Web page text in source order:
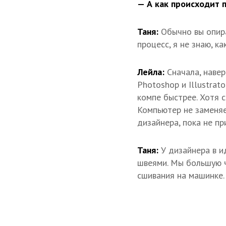
— А как происходит
Таня: Обычно вы
процесс, я не знаю,
Лейла: Сначала,
Photoshop и
компе быстрее. Хотя
Компьютер не
дизайнера, пока не
Таня: У дизайнера в
швеями. Мы большую
сшивания на машинке.